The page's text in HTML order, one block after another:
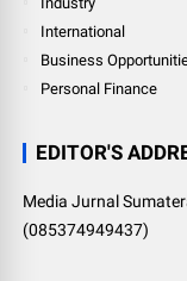
International
Business
Personal Finance
EDITOR'S
Media Jurnal
(085374949437)